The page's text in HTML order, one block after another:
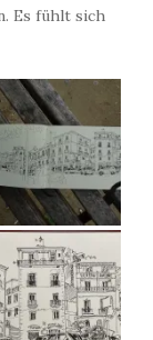
Es fühlt sich